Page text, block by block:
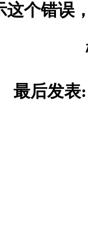
个错误
最后发